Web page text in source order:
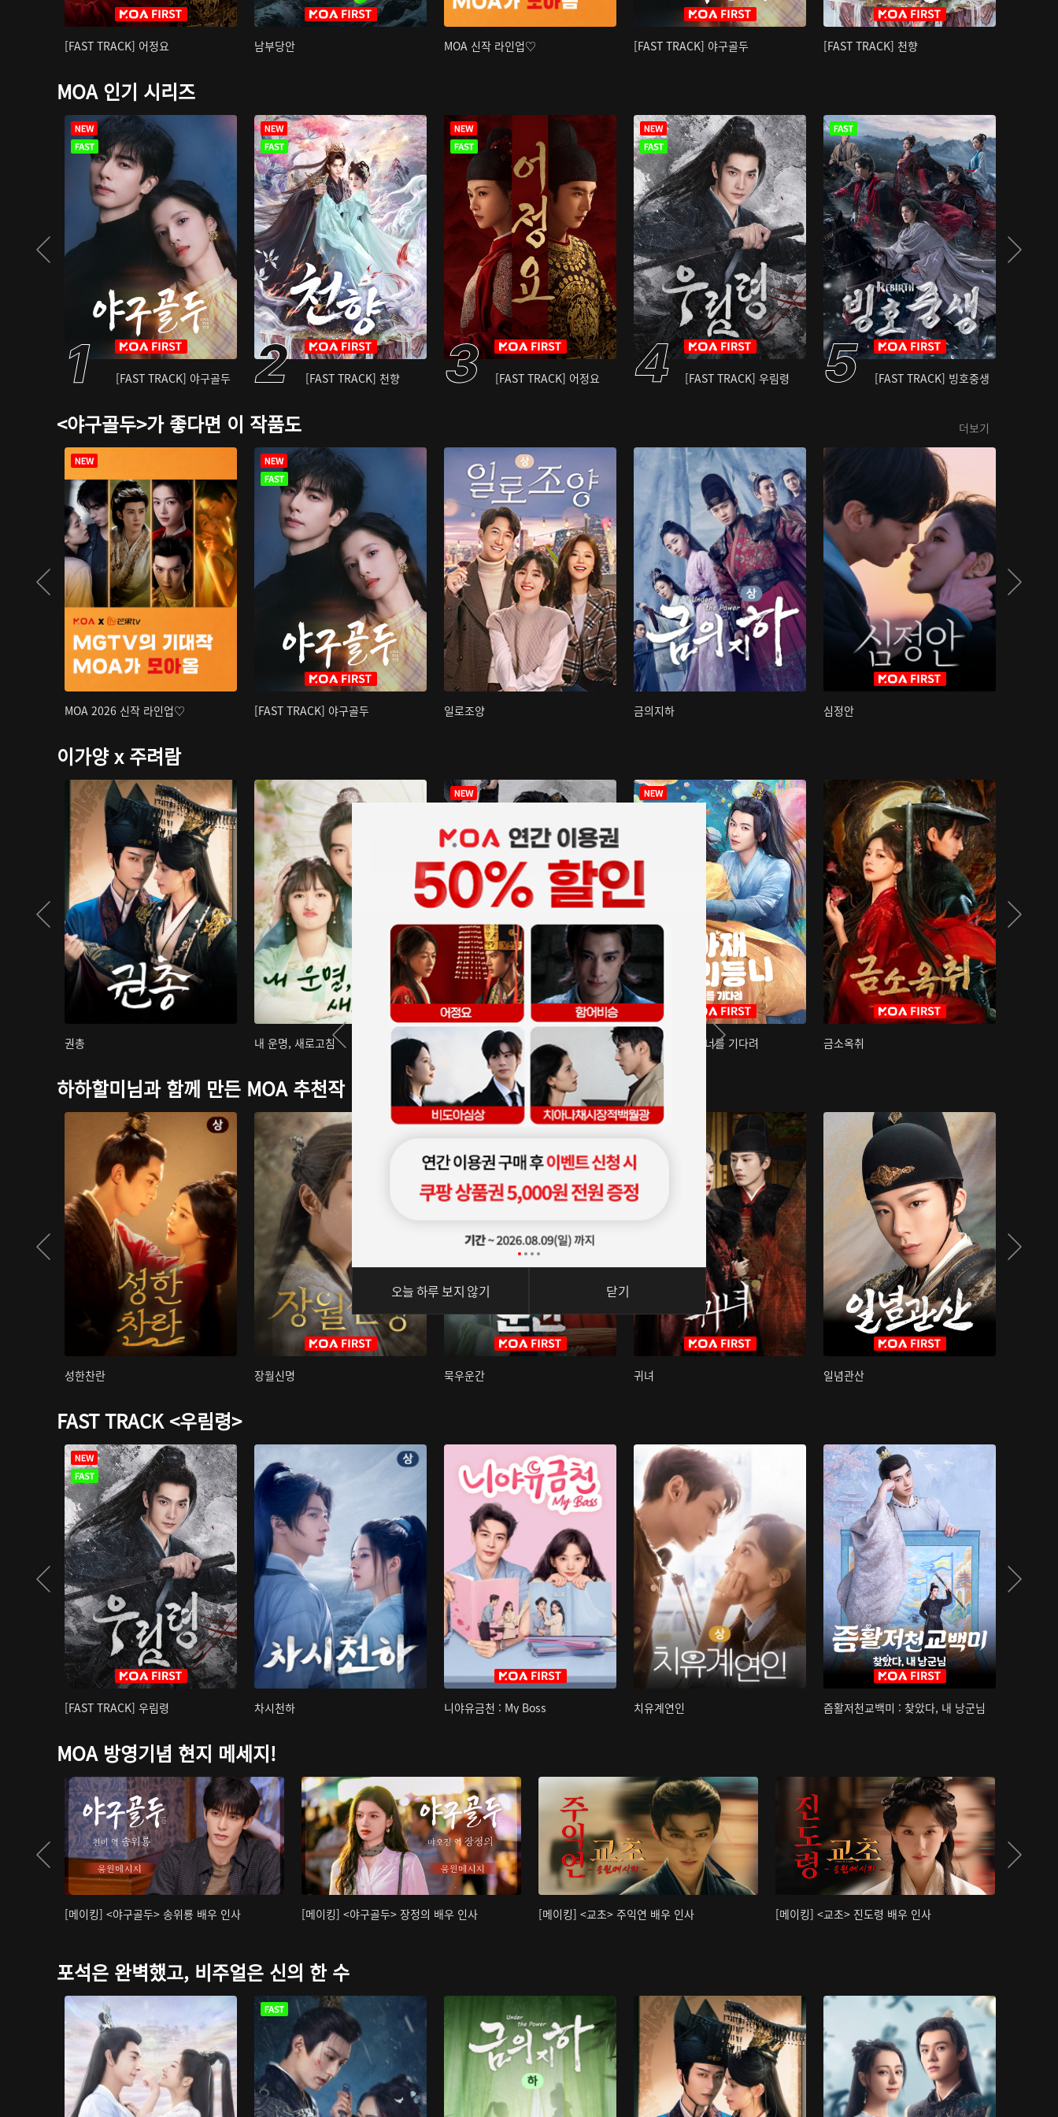
[FAST TRACK] 어정요 남부당안 MOA 신작 라인업♡ [FAST TRACK] 야구골두 [FAST TRACK] 천향
MOA 인기 시리즈
[FAST TRACK] 야구골두 [FAST TRACK] 천향 [FAST TRACK] 어정요 [FAST TRACK] 우림령 [FAST TRACK] 빙호중생
<야구골두>가 좋다면 이 작품도 더보기
MOA 2026 신작 라인업♡ [FAST TRACK] 야구골두 일로조양 금의지하 심정안
이가양 x 주려람
권총 내 운명, 새로고침 아재저리등니 : 너를 기다려 금소옥취
하하할미님과 함께 만든 MOA 추천작
성한찬란 장월신명 묵우운간 귀녀 일념관산
FAST TRACK <우림령>
[FAST TRACK] 우림령 차시천하 니야유금천 : My Boss 치유계연인 즘활저천교백미 : 찾았다, 내 낭군님
MOA 방영기념 현지 메세지!
[메이킹] <야구골두> 송위룡 배우 인사 [메이킹] <야구골두> 장정의 배우 인사 [메이킹] <교초> 주익연 배우 인사 [메이킹] <교초> 진도령 배우 인사
포석은 완벽했고, 비주얼은 신의 한 수
오늘 하루 보지 않기 닫기